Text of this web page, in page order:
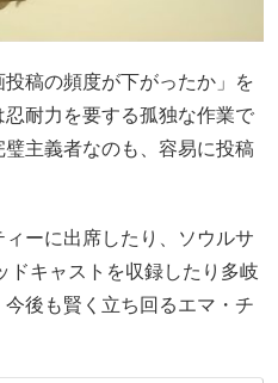
稿の頻度が下がったか」を
耐力を要する孤独な作業で
主義者なのも、容易に投稿
ーに出席したり、ソウルサ
ドキャストを収録したり多岐
後も賢く立ち回るエマ・チ